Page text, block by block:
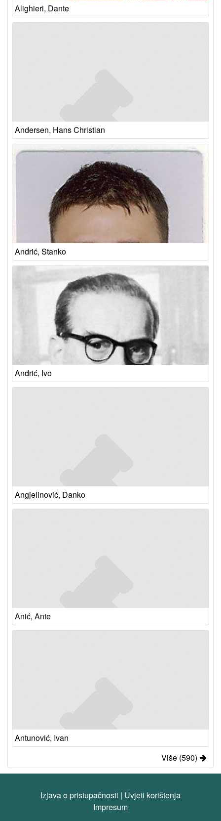
Alighieri, Dante
Andersen, Hans Christian
Andrić, Stanko
Andrić, Ivo
Angjelinović, Danko
Anić, Ante
Antunović, Ivan
Više (590)
Izjava o pristupačnosti | Uvjeti korištenja
Impresum